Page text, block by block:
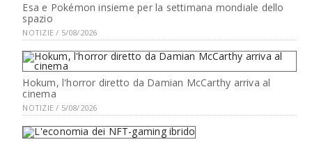
Esa e Pokémon insieme per la settimana mondiale dello
spazio
NOTIZIE / 5/08/2026
Hokum, l'horror diretto da Damian McCarthy arriva al
cinema
NOTIZIE / 5/08/2026